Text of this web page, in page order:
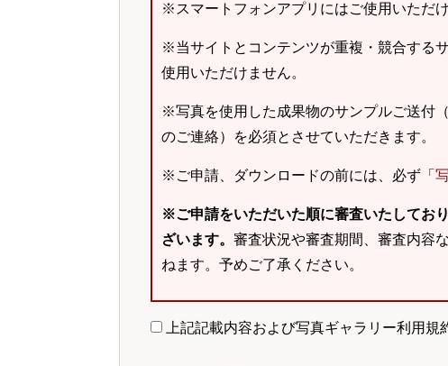
※スマートフォンアプリにはご使用いただけ
※当サイトとコンテンツが重複・競合する
使用いただけません。
※写真を使用した成果物のサンプルご送付
のご連絡）を必須とさせていただきます。
※ご申請、ダウンロードの前には、必ず「
※ご申請をいただいた順に審査いたしてお
ざいます。 審査状況や審査期間、審査内容
ねます。予めご了承ください。
上記記載内容および写真ギャラリー利用規